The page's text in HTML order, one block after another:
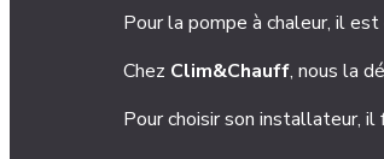
Pour la pompe à chaleur, il
Chez Clim&Chauff, nous la
Pour choisir son installateur,